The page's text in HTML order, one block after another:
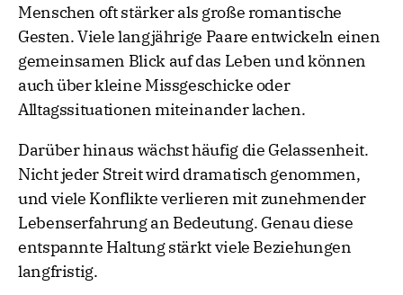
Menschen oft stärker als große romantische
Gesten. Viele langjährige Paare entwickeln einen
gemeinsamen Blick auf das Leben und können
auch über kleine Missgeschicke oder
Alltagssituationen miteinander lachen.
Darüber hinaus wächst häufig die Gelassenheit.
Nicht jeder Streit wird dramatisch genommen,
und viele Konflikte verlieren mit zunehmender
Lebenserfahrung an Bedeutung. Genau diese
entspannte Haltung stärkt viele Beziehungen
langfristig.